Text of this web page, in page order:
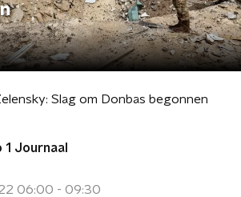
Slag om Donbas begonnen
1 Journaal
06:00 - 09:30